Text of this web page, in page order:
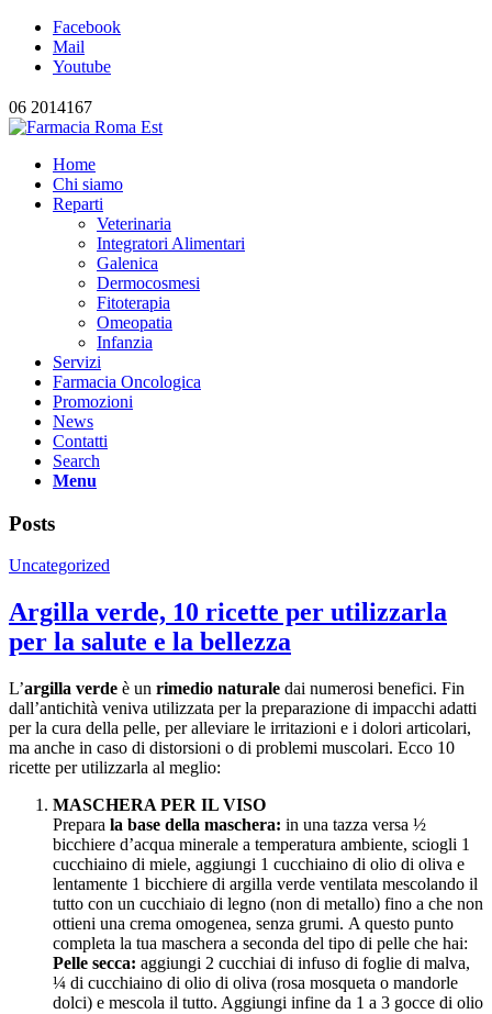
Facebook
Mail
Youtube
06 2014167
Home
Chi siamo
Reparti
Veterinaria
Integratori Alimentari
Galenica
Dermocosmesi
Fitoterapia
Omeopatia
Infanzia
Servizi
Farmacia Oncologica
Promozioni
News
Contatti
Search
Menu
Posts
Uncategorized
Argilla verde, 10 ricette per utilizzarla
per la salute e la bellezza
L’argilla verde è un rimedio naturale dai numerosi benefici. Fin
dall’antichità veniva utilizzata per la preparazione di impacchi adatti
per la cura della pelle, per alleviare le irritazioni e i dolori articolari,
ma anche in caso di distorsioni o di problemi muscolari. Ecco 10
ricette per utilizzarla al meglio:
MASCHERA PER IL VISO
Prepara la base della maschera: in una tazza versa ½
bicchiere d’acqua minerale a temperatura ambiente, sciogli 1
cucchiaino di miele, aggiungi 1 cucchiaino di olio di oliva e
lentamente 1 bicchiere di argilla verde ventilata mescolando il
tutto con un cucchiaio di legno (non di metallo) fino a che non
ottieni una crema omogenea, senza grumi. A questo punto
completa la tua maschera a seconda del tipo di pelle che hai:
Pelle secca: aggiungi 2 cucchiai di infuso di foglie di malva,
¼ di cucchiaino di olio di oliva (rosa mosqueta o mandorle
dolci) e mescola il tutto. Aggiungi infine da 1 a 3 gocce di olio